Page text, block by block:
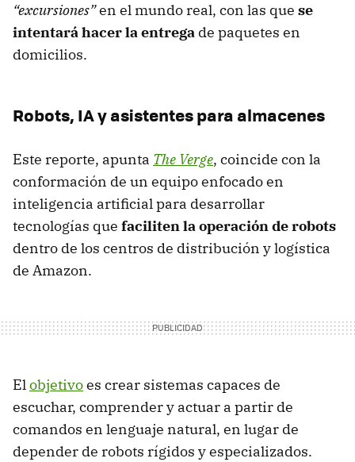
“excursiones”en el mundo real, con las que se
intentará hacer la entrega de paquetes en
domicilios.
Robots, IA y asistentes para almacenes
Este reporte, apunta The Verge, coincide con la
conformación de un equipo enfocado en
inteligencia artificial para desarrollar
tecnologías que faciliten la operación de robots
dentro de los centros de distribución y logística
de Amazon.
Elobjetivoes crear sistemas capaces de
escuchar, comprender y actuar a partir de
comandos en lenguaje natural, en lugar de
depender de robots rígidos y especializados.